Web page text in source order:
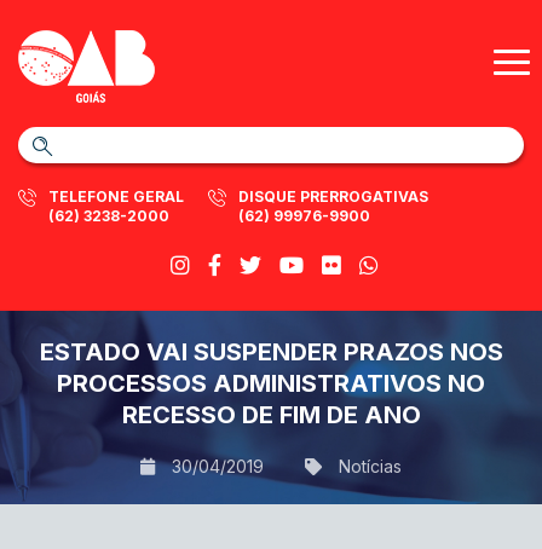
TELEFONE GERAL
(62) 3238-2000
DISQUE PRERROGATIVAS
(62) 99976-9900
ESTADO VAI SUSPENDER PRAZOS NOS
PROCESSOS ADMINISTRATIVOS NO
RECESSO DE FIM DE ANO
30/04/2019 Notícias